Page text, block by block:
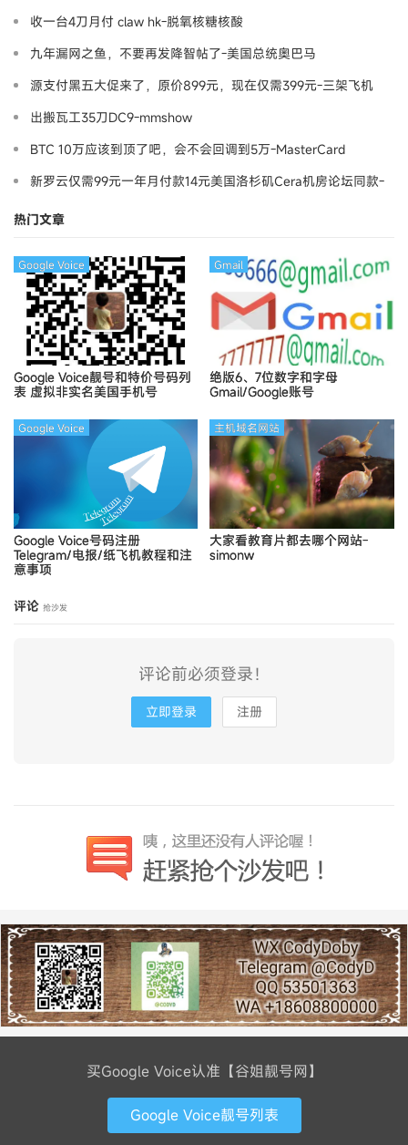
收一台4刀月付 claw hk-脱氧核糖核酸
九年漏网之鱼，不要再发降智帖了-美国总统奥巴马
源支付黑五大促来了，原价899元，现在仅需399元-三架飞机
出搬瓦工35刀DC9-mmshow
BTC 10万应该到顶了吧，会不会回调到5万-MasterCard
新罗云仅需99元一年月付款14元美国洛杉矶Cera机房论坛同款-
热门文章
Google Voice靓号和特价号码列
表 虚拟非实名美国手机号
Google Voice
绝版6、7位数字和字母
Gmail/Google账号
Gmail
Google Voice号码注册
Telegram/电报/纸飞机教程和注
意事项
Google Voice
大家看教育片都去哪个网站-
simonw
主机域名网站
评论 抢沙发
评论前必须登录！
立即登录 注册
买Google Voice认准【谷姐靓号网】
Google Voice靓号列表